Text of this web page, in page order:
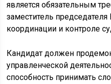
является обязательным
заместитель
координации и контроле
Кандидат должен
управленческой
способность принимать